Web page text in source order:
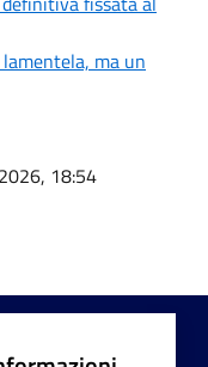
ma un
18:54